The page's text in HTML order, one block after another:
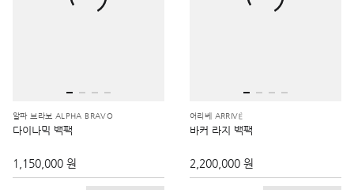
알파 브라보 ALPHA BRAVO
다이나믹 백팩
1,150,000 원
어리베 ARRIVÉ
바커 라지 백팩
2,200,000 원